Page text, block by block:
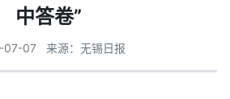
中答卷”
07-07 来源：无锡日报